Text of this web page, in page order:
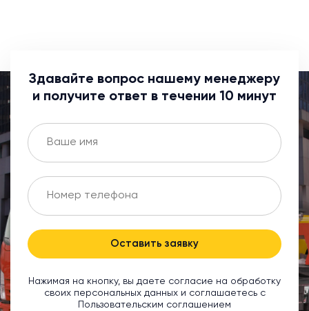
Здавайте вопрос нашему менеджеру
и получите ответ в течении 10 минут
Оставить заявку
Нажимая на кнопку, вы даете согласие на обработку
своих персональных данных и соглашаетесь с
Пользовательским соглашением